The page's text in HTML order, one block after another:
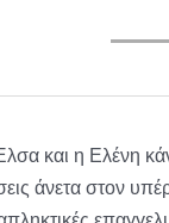
και η Ελένη
άνετα στον